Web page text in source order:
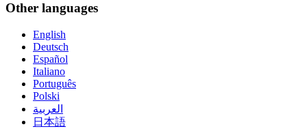
Other languages
English
Deutsch
Español
Italiano
Português
Polski
العربية
日本語